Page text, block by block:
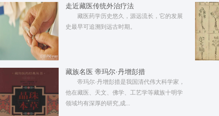
走近藏医传统外治疗法
藏医药学历史悠久，源远流长，它的发展
史最早可追溯到远古时期。
藏族名医 帝玛尔·丹增彭措
帝玛尔·丹增彭措是我国清代伟大科学家，
他在藏医、天文、佛学、工艺学等藏族十明学
领域均有深厚的研究,成...